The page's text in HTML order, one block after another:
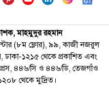
মাহমুদুর রহমান
(৮ম ফ্লোর), ৯৯, কাজী নজরুল
ঢাকা-১২১৫ থেকে প্রকাশিত এবং
৪৪৬/সি ও ৪৪৬/ডি, তেজগাঁও
থেকে মুদ্রিত।